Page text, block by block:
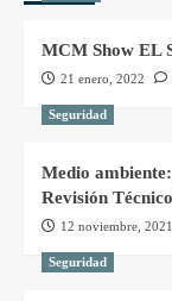
MCM Show EL
21 enero, 2022
Seguridad
Medio
Revisión
12 noviembre, 2021
Seguridad